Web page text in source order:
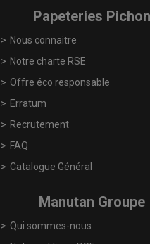
Papeteries Pichon
Nous connaitre
Notre charte RSE
Offre éco responsable
Erratum
Recrutement
FAQ
Catalogue Général
Manutan Groupe
Qui sommes-nous